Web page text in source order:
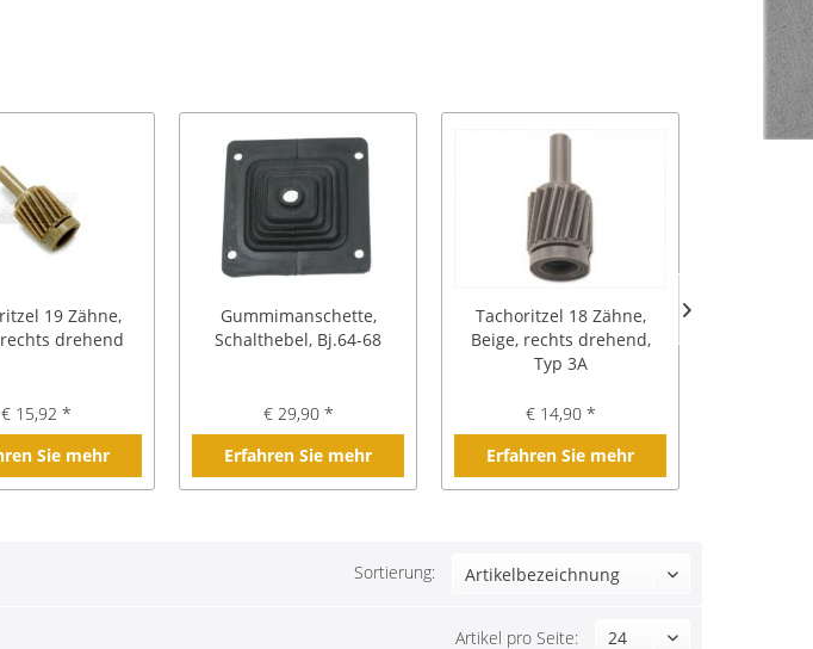
19 Zähne,
drehend
€ 15,92 *
Sie mehr
Gummimanschette,
Schalthebel, Bj.64-68
€ 29,90 *
Erfahren Sie mehr
Tachoritzel 18 Zähne,
Beige, rechts drehend,
Typ 3A
€ 14,90 *
Erfahren Sie mehr
Sortierung:
Artikel pro Seite: